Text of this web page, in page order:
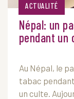
ACTUALITÉ
Népal: un
pendant un
Au Népal, le
tabac
un culte.